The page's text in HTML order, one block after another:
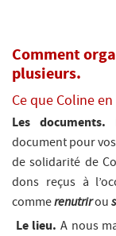
Comment
plusieurs.
Ce que Coline
Les documents.
document pour
de solidarité de
dons reçus à
commerenutrirou
Le lieu. A nous